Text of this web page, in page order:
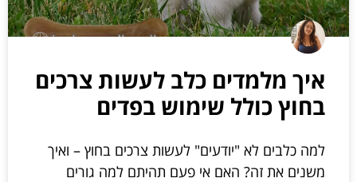
איך מלמדים כלב לעשות צרכים
בחוץ כולל שימוש בפדים
למה כלבים לא "יודעים" לעשות צרכים בחוץ – ואיך
משנים את זה? האם אי פעם תהיתם למה גורים